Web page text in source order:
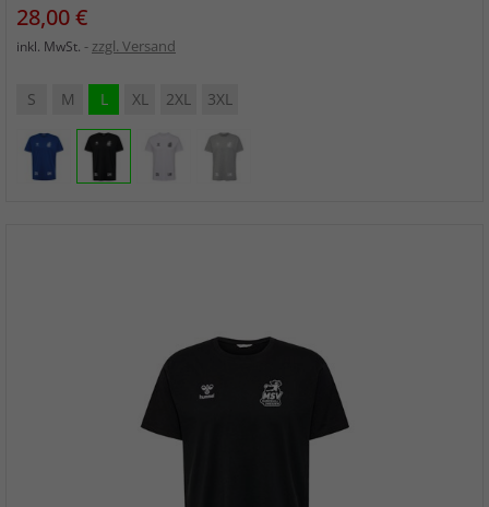
Preis
28,00 €
inkl. MwSt. zzgl. Versand
S M L XL 2XL 3XL